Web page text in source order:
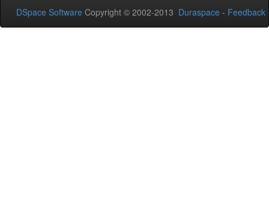
DSpace Software Copyright © 2002-2013 Duraspace - Feedback